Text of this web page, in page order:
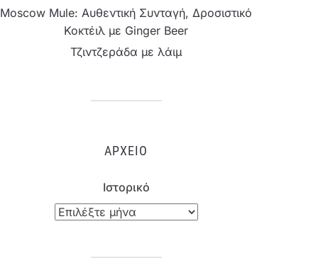
Moscow Mule: Αυθεντική Συνταγή, Δροσιστικό
Κοκτέιλ με Ginger Beer
Τζιντζεράδα με λάιμ
ΑΡΧΕΊΟ
Ιστορικό